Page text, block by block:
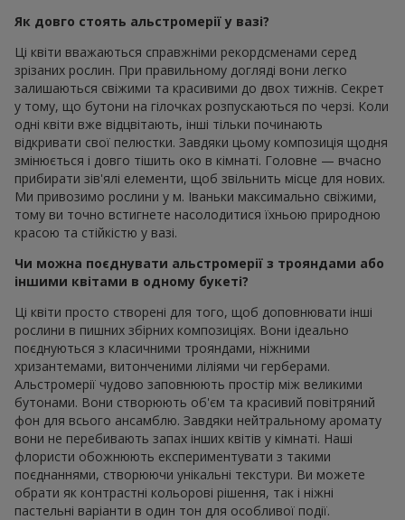
Як довго стоять альстромерії у вазі?
Ці квіти вважаються справжніми рекордсменами серед
зрізаних рослин. При правильному догляді вони легко
залишаються свіжими та красивими до двох тижнів. Секрет
у тому, що бутони на гілочках розпускаються по черзі. Коли
одні квіти вже відцвітають, інші тільки починають
відкривати свої пелюстки. Завдяки цьому композиція щодня
змінюється і довго тішить око в кімнаті. Головне — вчасно
прибирати зів'ялі елементи, щоб звільнить місце для нових.
Ми привозимо рослини у м. Іваньки максимально свіжими,
тому ви точно встигнете насолодитися їхньою природною
красою та стійкістю у вазі.
Чи можна поєднувати альстромерії з трояндами або
іншими квітами в одному букеті?
Ці квіти просто створені для того, щоб доповнювати інші
рослини в пишних збірних композиціях. Вони ідеально
поєднуються з класичними трояндами, ніжними
хризантемами, витонченими ліліями чи герберами.
Альстромерії чудово заповнюють простір між великими
бутонами. Вони створюють об'єм та красивий повітряний
фон для всього ансамблю. Завдяки нейтральному аромату
вони не перебивають запах інших квітів у кімнаті. Наші
флористи обожнюють експериментувати з такими
поєднаннями, створюючи унікальні текстури. Ви можете
обрати як контрастні кольорові рішення, так і ніжні
пастельні варіанти в один тон для особливої події.